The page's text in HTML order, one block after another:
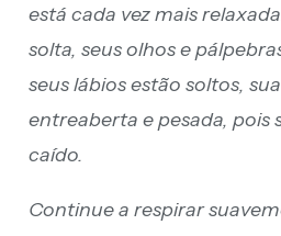
está cada vez mais
solta, seus olhos e
seus lábios estão soltos,
entreaberta e pesada, pois
caído.
Continue a respirar